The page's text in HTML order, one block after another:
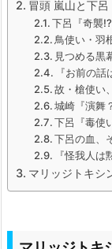
冒頭 嵐山と下呂
下呂『奇襲!?
鳥使い・羽
見つめる黒
『お前の話
故・槍使い
城崎『演舞
下呂『毒使
下呂の血、
『怪我人
マリッジトキシ